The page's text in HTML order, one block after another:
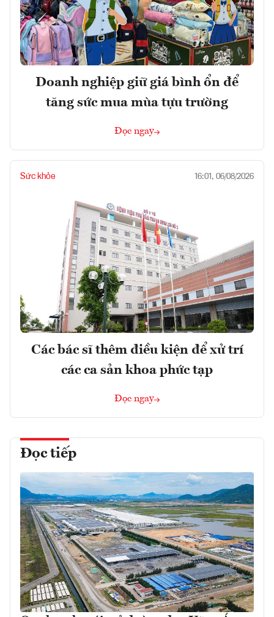
Doanh nghiệp giữ giá bình ổn để
tăng sức mua mùa tựu trường
Đọc ngay
Sức khỏe 16:01, 06/08/2026
Các bác sĩ thêm điều kiện để xử trí
các ca sản khoa phức tạp
Đọc ngay
Đọc tiếp